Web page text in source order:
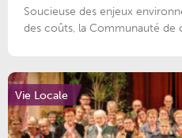
Soucieuse des enjeux
des coûts, la Communauté de
Vie Locale